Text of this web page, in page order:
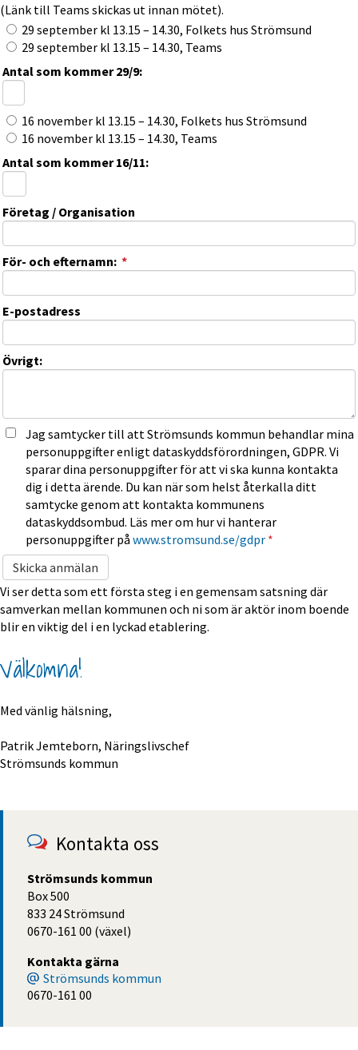
(Länk till Teams skickas ut innan mötet).
29 september kl 13.15 – 14.30, Folkets hus Strömsund
29 september kl 13.15 – 14.30, Teams
Antal som kommer 29/9:
16 november kl 13.15 – 14.30, Folkets hus Strömsund
16 november kl 13.15 – 14.30, Teams
Antal som kommer 16/11:
Företag / Organisation
För- och efternamn: *(obligatorisk)
E-postadress
Övrigt:
Jag samtycker till att Strömsunds kommun behandlar mina
personuppgifter enligt dataskyddsförordningen, GDPR. Vi
sparar dina personuppgifter för att vi ska kunna kontakta
dig i detta ärende. Du kan när som helst återkalla ditt
samtycke genom att kontakta kommunens
dataskyddsombud. Läs mer om hur vi hanterar
personuppgifter på www.stromsund.se/gdpr*
Vi ser detta som ett första steg i en gemensam satsning där
samverkan mellan kommunen och ni som är aktör inom boende
blir en viktig del i en lyckad etablering.
Välkomna!
Med vänlig hälsning,
Patrik Jemteborn, Näringslivschef
Strömsunds kommun
Kontakta oss
Strömsunds kommun
Box 500
833 24 Strömsund
0670-161 00 (växel)
Kontakta gärna
Strömsunds kommun
0670-161 00